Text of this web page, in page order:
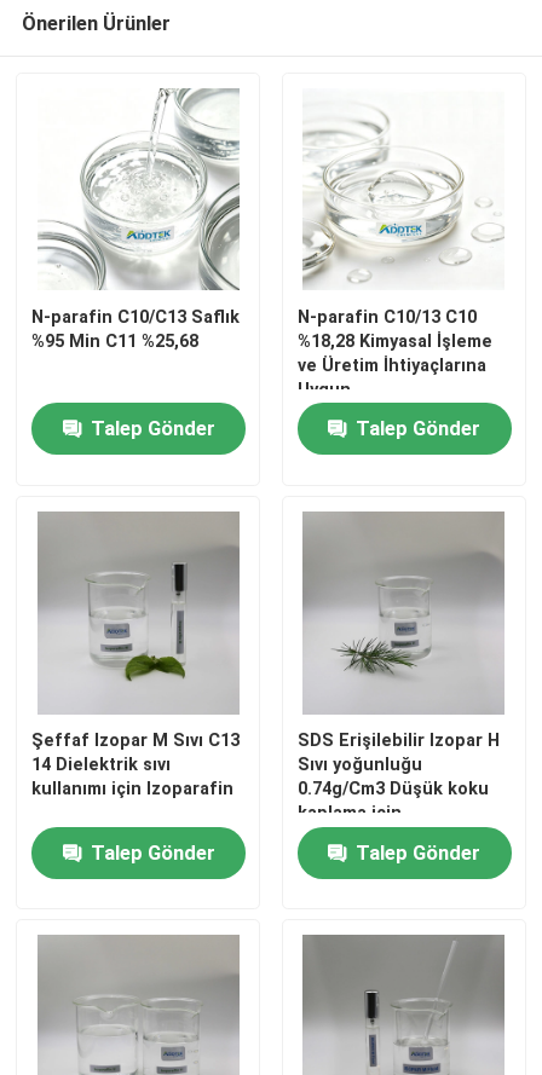
Ürünler
HAKKIMIZDA
Fabrika turu
Kalite kontrol
Bize Ulaşın
İzoparafin Sıvısı
Önerilen Ürünler
N-parafin C10/C13 Saflık
%95 Min C11 %25,68
Talep Gönder
N-parafin C10/13 C10
%18,28 Kimyasal İşleme
ve Üretim İhtiyaçlarına
Uygun
Talep Gönder
Şeffaf Izopar M Sıvı C13
14 Dielektrik sıvı
kullanımı için Izoparafin
Talep Gönder
SDS Erişilebilir Izopar H
Sıvı yoğunluğu
0.74g/Cm3 Düşük koku
kaplama için
Talep Gönder